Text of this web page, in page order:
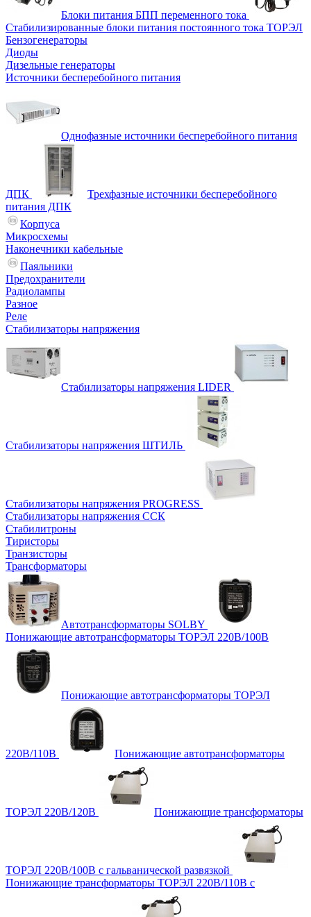
Блоки питания БПП переменного тока
Стабилизированные блоки питания постоянного тока ТОРЭЛ
Бензогенераторы
Диоды
Дизельные генераторы
Источники бесперебойного питания
Однофазные источники бесперебойного питания
ДПК
Трехфазные источники бесперебойного
питания ДПК
Корпуса
Микросхемы
Наконечники кабельные
Паяльники
Предохранители
Радиолампы
Разное
Реле
Стабилизаторы напряжения
Стабилизаторы напряжения LIDER
Стабилизаторы напряжения ШТИЛЬ
Стабилизаторы напряжения PROGRESS
Стабилизаторы напряжения ССК
Стабилитроны
Тиристоры
Транзисторы
Трансформаторы
Автотрансформаторы SOLBY
Понижающие автотрансформаторы ТОРЭЛ 220В/100В
Понижающие автотрансформаторы ТОРЭЛ
220В/110В Понижающие автотрансформаторы
ТОРЭЛ 220В/120В Понижающие трансформаторы
ТОРЭЛ 220В/100В с гальванической развязкой
Понижающие трансформаторы ТОРЭЛ 220В/110В с